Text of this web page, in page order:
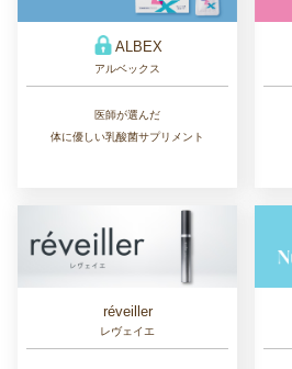
ALBEX
アルベックス
医師が選んだ
体に優しい乳酸菌サプリメント
réveiller
レヴェイエ